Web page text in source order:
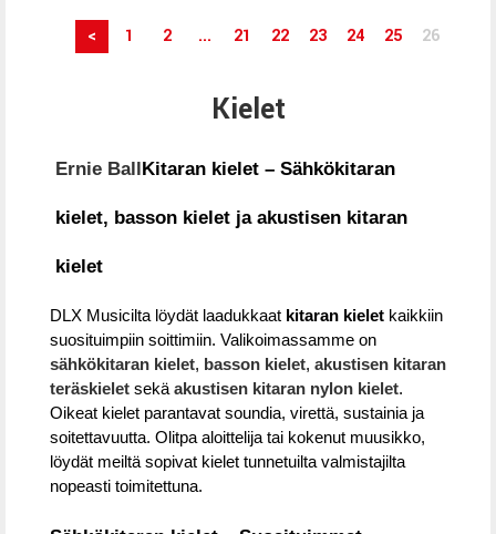
< 1 2 ... 21 22 23 24 25 26
Kielet
Ernie BallKitaran kielet – Sähkökitaran
kielet, basson kielet ja akustisen kitaran
kielet
DLX Musicilta löydät laadukkaat kitaran kielet kaikkiin
suosituimpiin soittimiin. Valikoimassamme on
sähkökitaran kielet, basson kielet, akustisen kitaran
teräskielet sekä akustisen kitaran nylon kielet.
Oikeat kielet parantavat soundia, virettä, sustainia ja
soitettavuutta. Olitpa aloittelija tai kokenut muusikko,
löydät meiltä sopivat kielet tunnetuilta valmistajilta
nopeasti toimitettuna.